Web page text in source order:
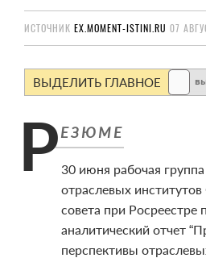
ИСТОЧНИК EX.MOMENT-ISTINI.RU 07
ВЫДЕЛИТЬ ГЛАВНОЕ
30 июня рабочая
отраслевых
совета при Росреестре
аналитический отчет
перспективы